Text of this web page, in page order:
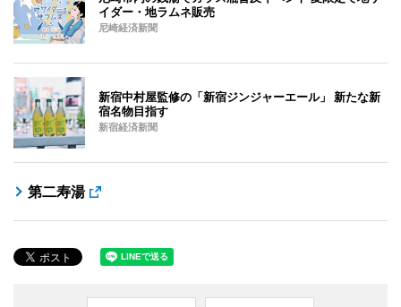
イダー・地ラムネ販売
尼崎経済新聞
新宿中村屋監修の「新宿ジンジャーエール」 新たな新
宿名物目指す
新宿経済新聞
第二寿湯